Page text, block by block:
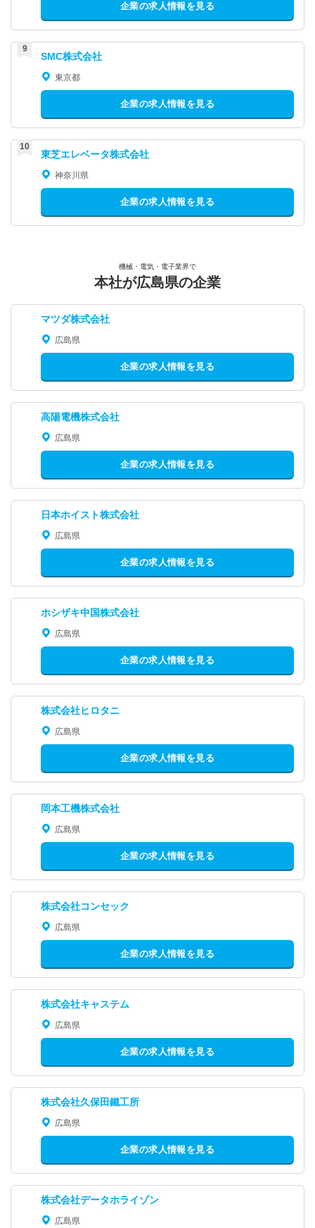
企業の求人情報を見る
SMC株式会社
東京都
企業の求人情報を見る
東芝エレベータ株式会社
神奈川県
企業の求人情報を見る
機械・電気・電子業界で
本社が広島県の企業
マツダ株式会社
広島県
企業の求人情報を見る
高陽電機株式会社
広島県
企業の求人情報を見る
日本ホイスト株式会社
広島県
企業の求人情報を見る
ホシザキ中国株式会社
広島県
企業の求人情報を見る
株式会社ヒロタニ
広島県
企業の求人情報を見る
岡本工機株式会社
広島県
企業の求人情報を見る
株式会社コンセック
広島県
企業の求人情報を見る
株式会社キャステム
広島県
企業の求人情報を見る
株式会社久保田鐵工所
広島県
企業の求人情報を見る
株式会社データホライゾン
広島県